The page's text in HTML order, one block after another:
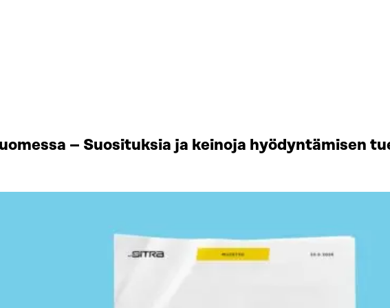
– Suosituksia ja keinoja hyödyntämisen